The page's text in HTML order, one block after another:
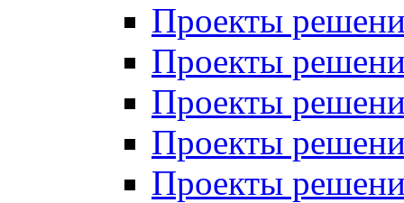
Проекты
Проекты
Проекты
Проекты
Проекты